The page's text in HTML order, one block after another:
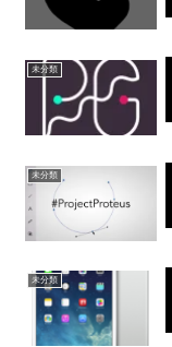
未分類
未分類
未分類